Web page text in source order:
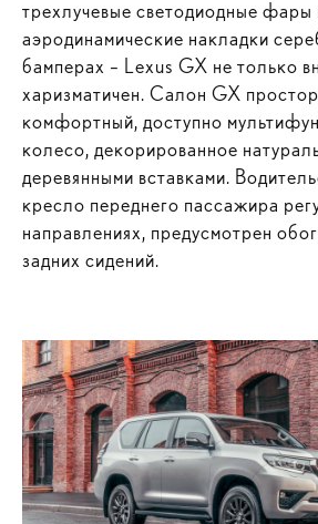
трехлучевые светодиодные фары
аэродинамические накладки
бамперах – Lexus GX не только
харизматичен. Салон GX
комфортный, доступно
колесо, декорированное
деревянными вставками.
кресло переднего пассажира
направлениях, предусмотрен
задних сидений.